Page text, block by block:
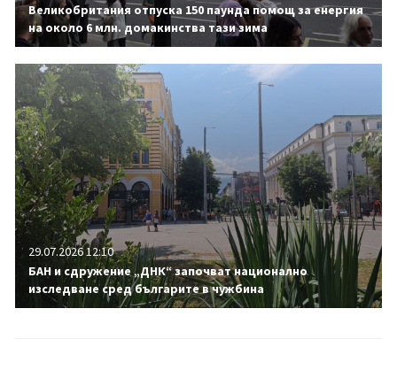
Великобритания отпуска 150 паунда помощ за енергия
на около 6 млн. домакинства тази зима
29.07.2026 12:10
БАН и сдружение „ДНК“ започват национално
изследване сред българите в чужбина